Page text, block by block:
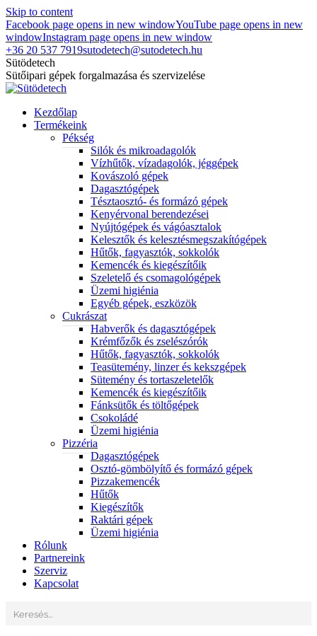
Skip to content
Facebook page opens in new windowYouTube page opens in new
windowInstagram page opens in new window
+36 20 537 7919sutodetech@sutodetech.hu
Sütödetech
Sütőipari gépek forgalmazása és szervizelése
Kezdőlap
Termékeink
Pékség
Silók és mikroadagolók
Vízhűtők, vízadagolók, jéggépek
Kovászoló gépek
Dagasztógépek
Tésztaosztó- és formázó gépek
Kenyérvonal berendezései
Nyújtógépek és vágóasztalok
Kelesztők és kelesztésmegszakítógépek
Hűtők, fagyasztók, sokkolók
Kemencék és kiegészítőik
Szeletelő és csomagológépek
Üzemi higiénia
Egyéb gépek, eszközök
Cukrászat
Habverők és dagasztógépek
Krémfőzők és zselészórók
Hűtők, fagyasztók, sokkolók
Teasütemény, linzer és kekszgépek
Sütemény és tortaszeletelők
Kemencék és kiegészítőik
Fánksütők és töltőgépek
Csokoládé
Üzemi higiénia
Pizzéria
Dagasztógépek
Osztó-gömbölyítő és formázó gépek
Pizzakemencék
Hűtők
Kiegészítők
Raktári gépek
Üzemi higiénia
Rólunk
Partnereink
Szerviz
Kapcsolat